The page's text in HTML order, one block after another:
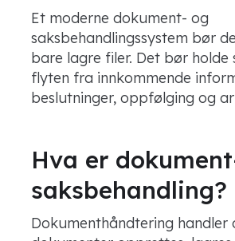
Et moderne dokument- og
saksbehandlingssystem bør
bare lagre filer. Det bør holde
flyten fra innkommende
beslutninger, oppfølging og
Hva er
saksbehandling?
Dokumenthåndtering handler